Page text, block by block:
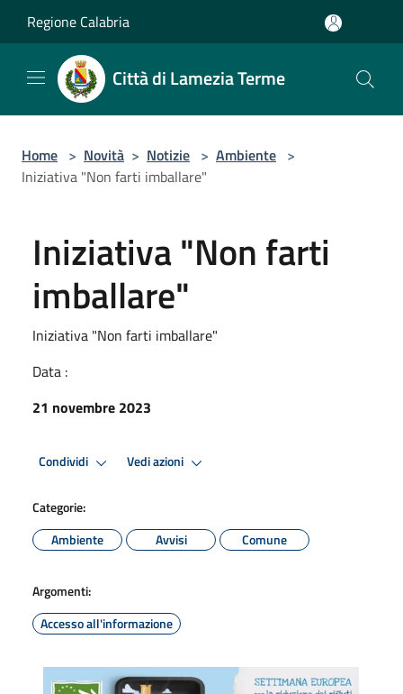
Regione Calabria
Città di Lamezia Terme
Home > Novità > Notizie > Ambiente >
Iniziativa "Non farti imballare"
Iniziativa "Non farti
imballare"
Iniziativa "Non farti imballare"
Data :
21 novembre 2023
Condividi Vedi azioni
Categorie:
Ambiente
Avvisi Comune
Argomenti:
Accesso all'informazione